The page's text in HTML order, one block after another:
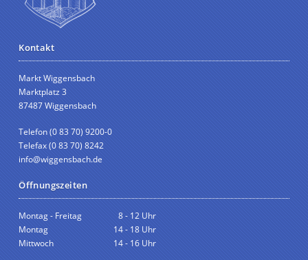
Kontakt
Markt Wiggensbach
Marktplatz 3
87487 Wiggensbach
Telefon (0 83 70) 9200-0
Telefax (0 83 70) 8242
info@wiggensbach.de
Öffnungszeiten
Montag - Freitag
8 - 12 Uhr
Montag
14 - 18 Uhr
Mittwoch
14 - 16 Uhr